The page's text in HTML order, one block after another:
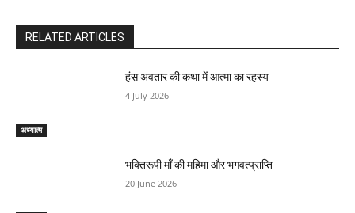
RELATED ARTICLES
अध्यात्म
हंस अवतार की कथा में आत्मा का रहस्य
4 July 2026
भक्तिरूपी माँ की महिमा और भगवत्प्राप्ति
20 June 2026